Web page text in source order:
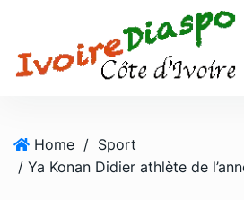
Home / Sport